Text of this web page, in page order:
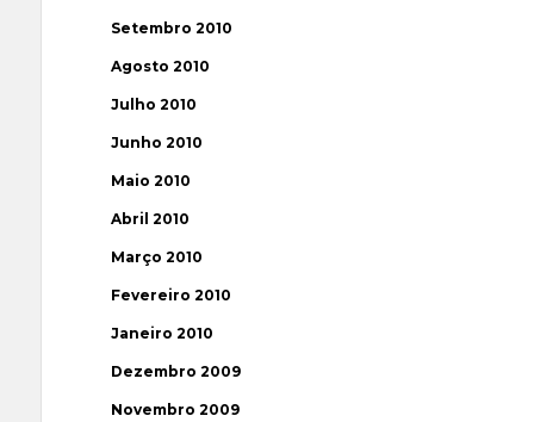
Setembro 2010
Agosto 2010
Julho 2010
Junho 2010
Maio 2010
Abril 2010
Março 2010
Fevereiro 2010
Janeiro 2010
Dezembro 2009
Novembro 2009